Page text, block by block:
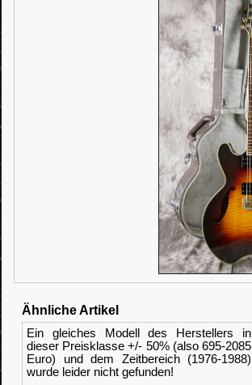
Ähnliche Artikel
Ein gleiches Modell des Herstellers in
dieser Preisklasse +/- 50% (also 695-2085
Euro) und dem Zeitbereich (1976-1988)
wurde leider nicht gefunden!